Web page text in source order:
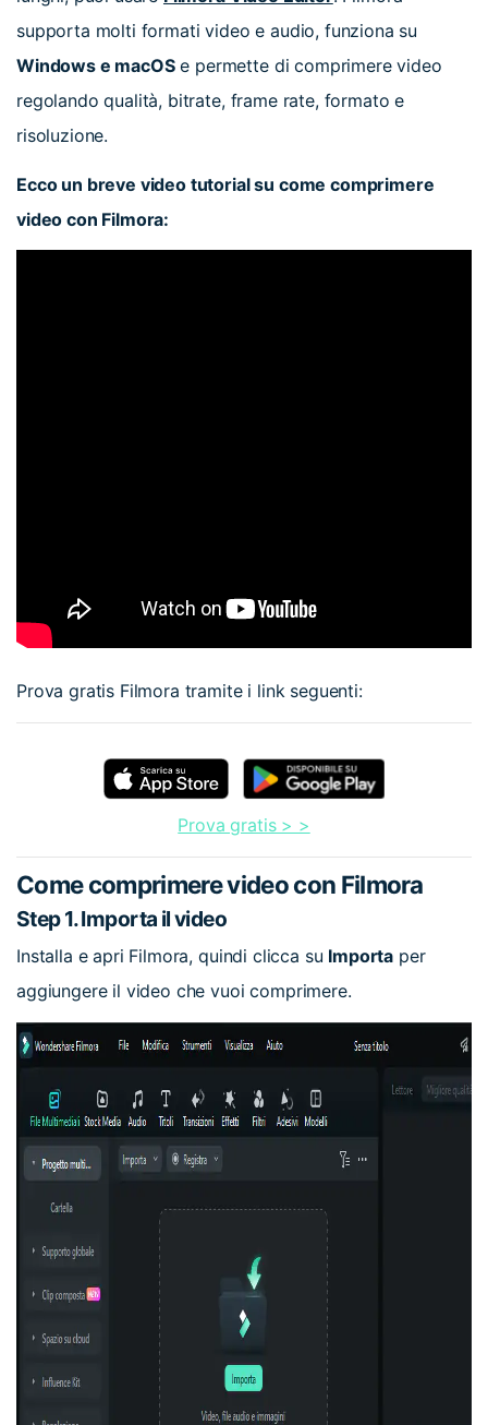
supporta molti formati video e audio, funziona su
Windows e macOSe permette di comprimere video
regolando qualità, bitrate, frame rate, formato e
risoluzione.
Ecco un breve video tutorial su come comprimere
video con Filmora:
Prova gratis Filmora tramite i link seguenti:
Prova gratis > >
Come comprimere video con Filmora
Step 1. Importa il video
Installa e apri Filmora, quindi clicca su Importa per
aggiungere il video che vuoi comprimere.